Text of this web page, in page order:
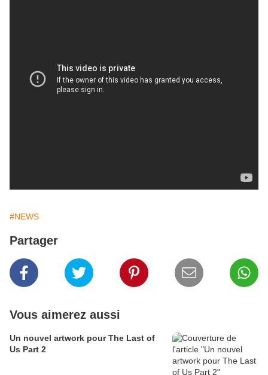
#NEWS
Partager
Vous aimerez aussi
Un nouvel artwork pour The Last of
Us Part 2